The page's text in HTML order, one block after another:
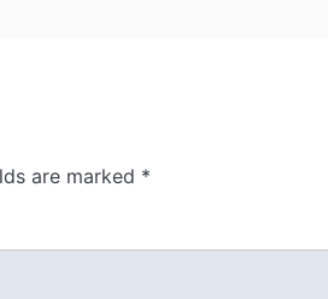
are marked *